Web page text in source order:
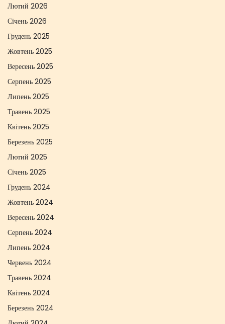
Лютий 2026
Січень 2026
Грудень 2025
Жовтень 2025
Вересень 2025
Серпень 2025
Липень 2025
Травень 2025
Квітень 2025
Березень 2025
Лютий 2025
Січень 2025
Грудень 2024
Жовтень 2024
Вересень 2024
Серпень 2024
Липень 2024
Червень 2024
Травень 2024
Квітень 2024
Березень 2024